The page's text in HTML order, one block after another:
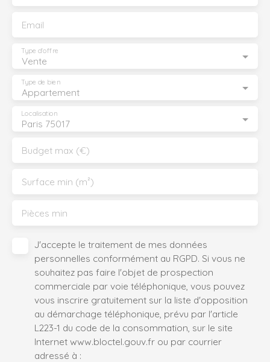
Email
Vente
Type d'offre
Appartement
Type de bien
Paris 75017
Localisation
Budget max (€)
Surface min (m²)
Pièces min
J'accepte le traitement de mes données
personnelles conformément au RGPD. Si vous ne
souhaitez pas faire l'objet de prospection
commerciale par voie téléphonique, vous pouvez
vous inscrire gratuitement sur la liste d'opposition
au démarchage téléphonique, prévu par l'article
L223-1 du code de la consommation, sur le site
Internet www.bloctel.gouv.fr ou par courrier
adressé à :